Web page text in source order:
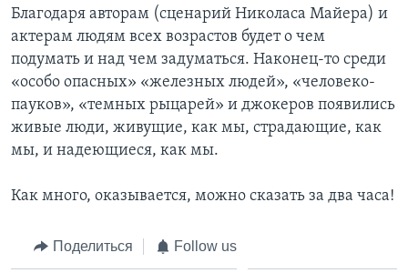
Благодаря авторам (сценарий Николаса Майера) и
актерам людям всех возрастов будет о чем
подумать и над чем задуматься. Наконец-то среди
«особо опасных» «железных людей», «человеко-
пауков», «темных рыцарей» и джокеров появились
живые люди, живущие, как мы, страдающие, как
мы, и надеющиеся, как мы.
Как много, оказывается, можно сказать за два часа!
Поделиться Follow us